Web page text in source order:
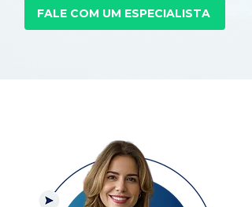
FALE COM UM ESPECIALISTA